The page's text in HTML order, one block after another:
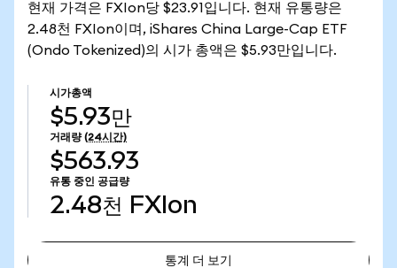
현재 가격은 FXIon당 $23.91입니다. 현재 유통량은
2.48천 FXIon이며, iShares China Large-Cap ETF
(Ondo Tokenized)의 시가 총액은 $5.93만입니다.
시가총액
$5.93만
거래량 (24시간)
$563.93
유통 중인 공급량
2.48천 FXIon
통계 더 보기